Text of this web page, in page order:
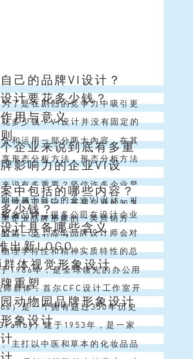
己的品牌VI设计？
了是在剧烈的竞争力中吸引更
为客户。企业通过品牌VI设计
想带来什么价...
计要花多少钱？
多少钱？VI设计并没有固定的
内容、行业、设计需求、设计
高有低，从几...
用与意义
和运用一部分两大內容。在其
企业的名称、标志设计、标
、企业标志、规范...
形态分析方法，形态分析方法
一个系统软件，一个具备多种
系统软件，创...
企业来说到底有多重
说有多重要？坚信许多企业早
待属于自己的企业VI设计，可
掌握，许多企...
影响力的企业VI设
营管理意识，开启企业的知名
企业品牌形象的一类营销方
业将CI这种不可...
中包括的哪些内容？
名品牌，很多公司在设计企业
能让顾客轻松记住知名的品牌
二者联合起来后...
少钱？
第一步，杰出品牌设计师会对
文字环节、标记环节、系统软
司的知名品牌定义...
计具备哪些含义
理学特性和精神实质特性的总
品特色化，最后的目地是以便
品与服务。...
出新LOGO
1986年，是全球领先的办公用
强企业之一。 史泰博总部位于
，其...
体视觉形象设计
群体，首尔CFC设计工作室开
BRM的会议设计了视觉形象，
型：建筑...
重塑
）是一个拥有超过350年历史
所经历的所有变化。今天，
术、...
动物园品牌形象设计
）建于1953年，是一家
提供丰富、娱乐和教育体验，为
造...
象设计
主打以中医和草本的化妆品品